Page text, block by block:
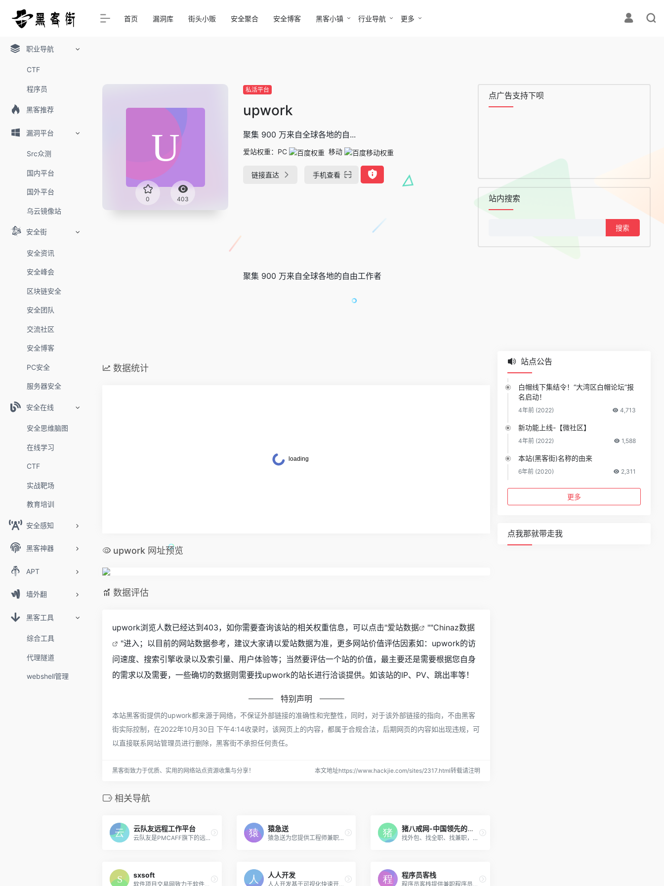
职业导航
CTF
程序员
黑客推荐
漏洞平台
Src众测
国内平台
国外平台
乌云镜像站
安全街
安全资讯
安全峰会
区块链安全
安全团队
交流社区
安全博客
PC安全
服务器安全
安全在线
安全思维脑图
在线学习
CTF
实战靶场
教育培训
安全感知
黑客神器
APT
墙外翻
黑客工具
综合工具
代理隧道
webshell管理
首页 漏洞库 街头小贩 安全聚合 安全博客 黑客小镇 行业导航 更多
0 403
私活平台
upwork
聚集 900 万来自全球各地的自...
爱站权重： PC 移动
链接直达 手机查看
聚集 900 万来自全球各地的自由工作者
点广告支持下呗
站内搜索
数据统计
upwork 网址预览
数据评估
upwork浏览人数已经达到403，如你需要查询该站的相关权重信息，可以点击"爱站数据 ""Chinaz数据
"进入；以目前的网站数据参考，建议大家请以爱站数据为准，更多网站价值评估因素如：upwork的访
问速度、搜索引擎收录以及索引量、用户体验等；当然要评估一个站的价值，最主要还是需要根据您自身
的需求以及需要，一些确切的数据则需要找upwork的站长进行洽谈提供。如该站的IP、PV、跳出率等！
特别声明
本站黑客街提供的upwork都来源于网络，不保证外部链接的准确性和完整性，同时，对于该外部链接的指向，不由黑客
街实际控制，在2022年10月30日 下午4:14收录时，该网页上的内容，都属于合规合法，后期网页的内容如出现违规，可
以直接联系网站管理员进行删除，黑客街不承担任何责任。
黑客街致力于优质、实用的网络站点资源收集与分享！ 本文地址https://www.hackjie.com/sites/2317.html转载请注明
相关导航
云队友远程工作平台
云队友是PMCAFF旗下的远程工...
猿急送
猿急送为您提供工程师兼职，...
猪八戒网-中国领先的企业服务平
找外包、找全职、找兼职，开...
sxsoft
软件项目交易网致力于软件行...
人人开发
人人开发基于可视化快速开发...
程序员客栈
程序员客栈提供兼职程序员、...
站点公告
白帽线下集结令！“大湾区白帽论坛”报
名启动！
4年前 (2022) 4,713
新功能上线-【微社区】
4年前 (2022) 1,588
本站(黑客街)名称的由来
6年前 (2020) 2,311
更多
点我那就带走我